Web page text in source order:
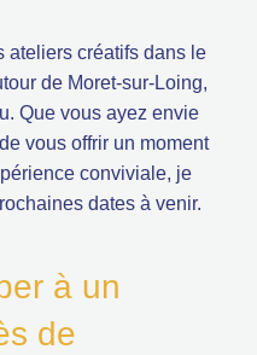
ateliers créatifs dans le
de Moret-sur-Loing,
Que vous ayez envie
vous offrir un moment
conviviale, je
dates à venir.
à un
de